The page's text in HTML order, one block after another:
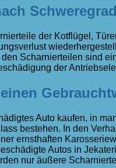
Schweregrad
der Kotflügel,
Scharnierteilen sind
der
Auto kaufen, in
bestehen. In den
ernsthaften
Autos in
nur äußere